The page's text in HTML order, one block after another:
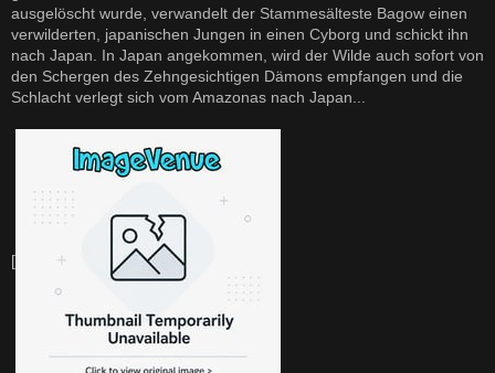
ausgelöscht wurde, verwandelt der Stammesälteste Bagow einen
verwilderten, japanischen Jungen in einen Cyborg und schickt ihn
nach Japan. In Japan angekommen, wird der Wilde auch sofort von
den Schergen des Zehngesichtigen Dämons empfangen und die
Schlacht verlegt sich vom Amazonas nach Japan...
[